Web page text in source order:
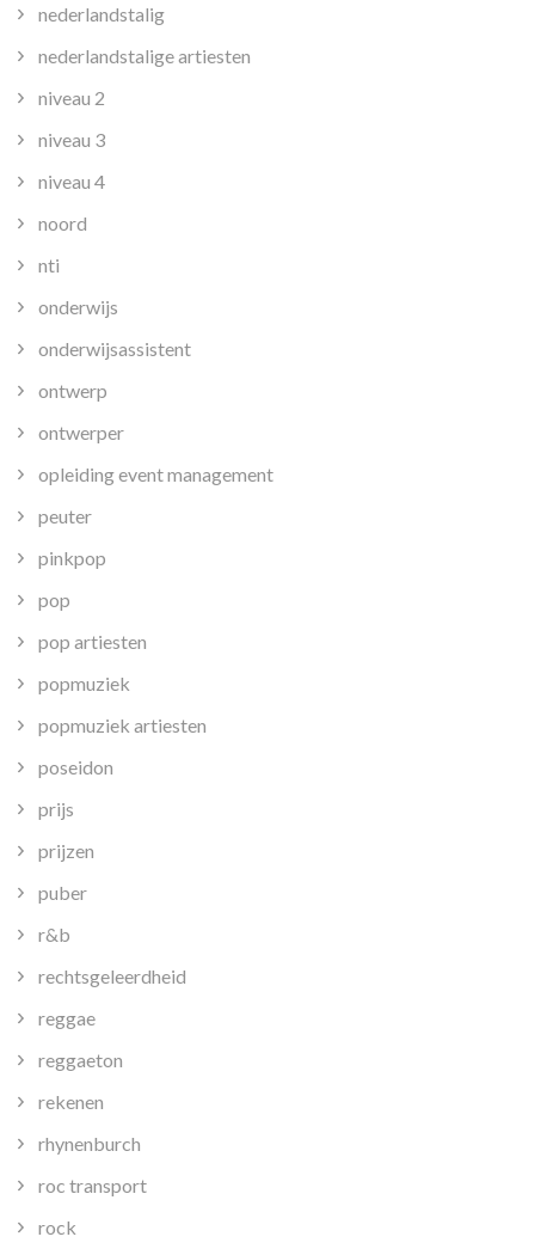
nederlandstalig
nederlandstalige artiesten
niveau 2
niveau 3
niveau 4
noord
nti
onderwijs
onderwijsassistent
ontwerp
ontwerper
opleiding event management
peuter
pinkpop
pop
pop artiesten
popmuziek
popmuziek artiesten
poseidon
prijs
prijzen
puber
r&b
rechtsgeleerdheid
reggae
reggaeton
rekenen
rhynenburch
roc transport
rock